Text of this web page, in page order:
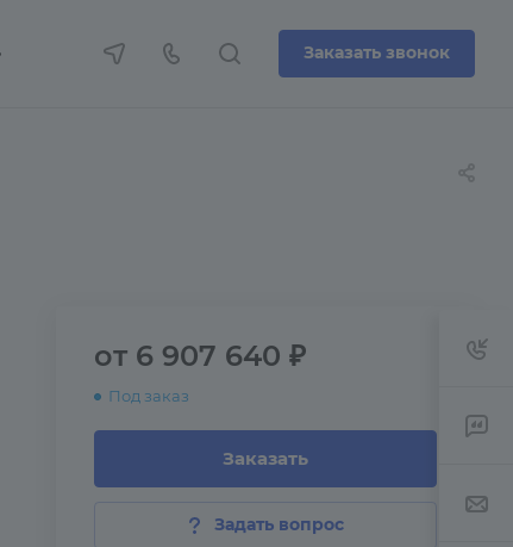
Заказать звонок
от 6 907 640 ₽
Под заказ
Заказать
Задать вопрос